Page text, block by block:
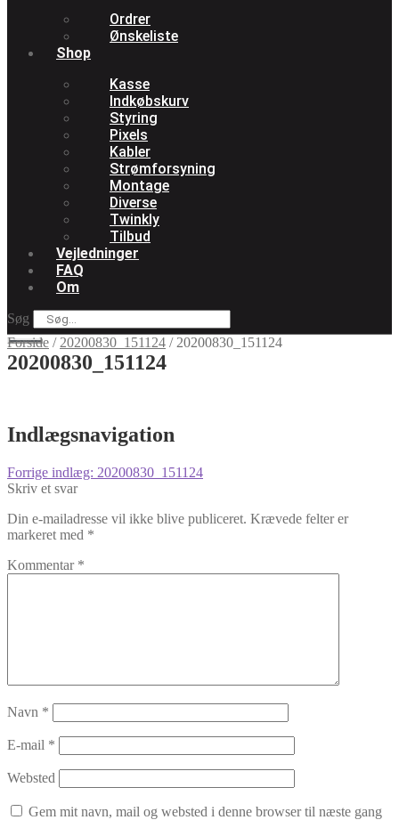
Ordrer
Ønskeliste
Shop
Kasse
Indkøbskurv
Styring
Pixels
Kabler
Strømforsyning
Montage
Diverse
Twinkly
Tilbud
Vejledninger
FAQ
Om
Søg
Forside / 20200830_151124 / 20200830_151124
20200830_151124
Indlægsnavigation
Forrige indlæg: 20200830_151124
Skriv et svar
Din e-mailadresse vil ikke blive publiceret. Krævede felter er
markeret med *
Kommentar *
Navn *
E-mail *
Websted
Gem mit navn, mail og websted i denne browser til næste gang